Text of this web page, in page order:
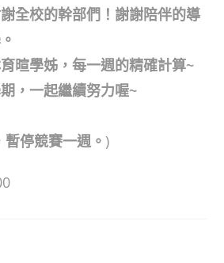
全校的幹部們！謝謝陪伴的導
暄學姊，每一週的精確計算~
，一起繼續努力喔~
停競賽一週。 )